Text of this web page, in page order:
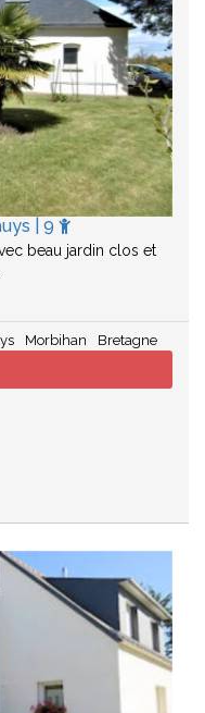
| 9
beau jardin clos et
Morbihan Bretagne